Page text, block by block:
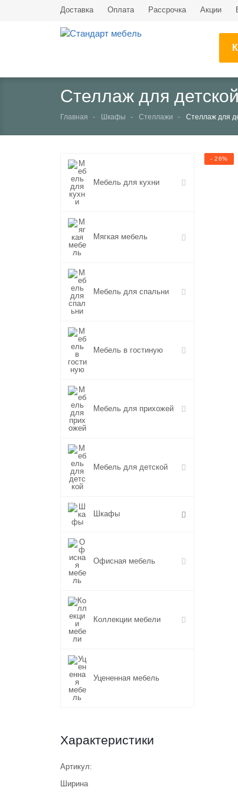
Доставка Оплата Рассрочка Акции
Стеллаж для
Главная Шкафы Стеллажи Стеллаж для
Мебель для кухни
Мягкая мебель
Мебель для спальни
Мебель в гостиную
Мебель для прихожей
Мебель для детской
Шкафы
Офисная мебель
Коллекции мебели
Уцененная мебель
- 26%
Характеристики
Артикул:
Ширина